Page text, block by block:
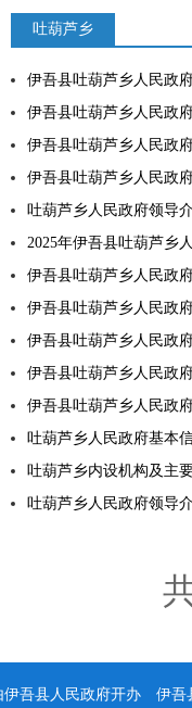
吐葫芦乡
伊吾县吐葫芦乡人民政
伊吾县吐葫芦乡人民政
伊吾县吐葫芦乡人民政
伊吾县吐葫芦乡人民政
吐葫芦乡人民政府领导
2025年伊吾县吐葫芦乡
伊吾县吐葫芦乡人民政
伊吾县吐葫芦乡人民政
伊吾县吐葫芦乡人民政
伊吾县吐葫芦乡人民政
伊吾县吐葫芦乡人民政
吐葫芦乡人民政府基本
吐葫芦乡内设机构及主
吐葫芦乡人民政府领导
吾县人民政府开办 伊吾